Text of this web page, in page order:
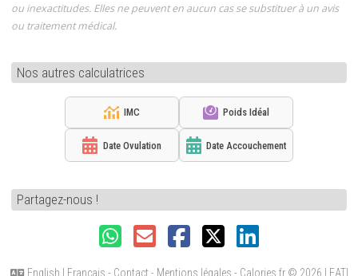
ou inexactitudes. Elles ne peuvent en aucun cas se substituer à un avis
ou traitement médical.
Nos autres calculatrices
IMC Poids Idéal
Date Ovulation Date Accouchement
Partagez-nous !
English Français - Contact - Mentions légales - Calories.fr © 2026 LEATI